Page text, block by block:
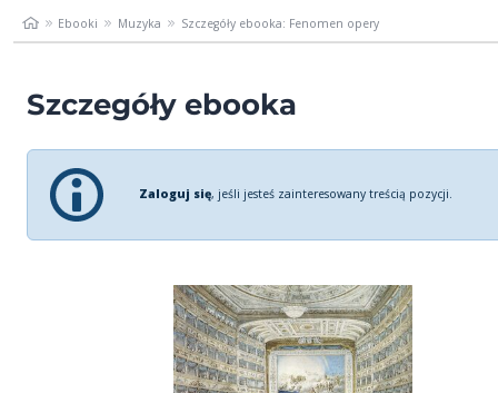
Ebooki Muzyka Szczegóły ebooka: Fenomen opery
Szczegóły ebooka
Zaloguj się, jeśli jesteś zainteresowany treścią pozycji.